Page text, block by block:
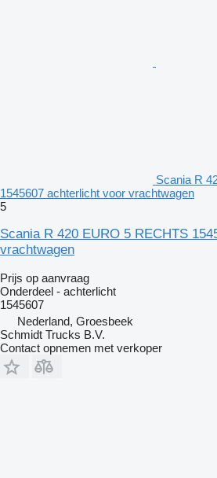
Scania R
1545607 achterlicht voor vrachtwagen
5
Scania R 420 EURO 5 RECHTS
vrachtwagen
Prijs op aanvraag
Onderdeel - achterlicht
1545607
Nederland, Groesbeek
Schmidt Trucks B.V.
Contact opnemen met verkoper